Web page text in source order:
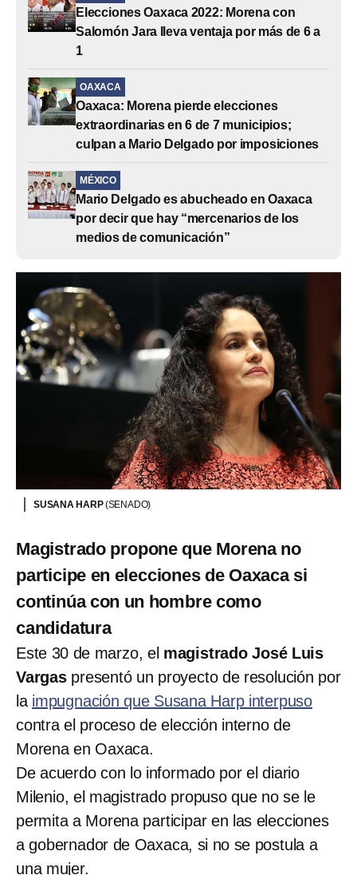
Elecciones Oaxaca 2022: Morena con
Salomón Jara lleva ventaja por más de 6 a
1
OAXACA
Oaxaca: Morena pierde elecciones
extraordinarias en 6 de 7 municipios;
culpan a Mario Delgado por imposiciones
MÉXICO
Mario Delgado es abucheado en Oaxaca
por decir que hay “mercenarios de los
medios de comunicación”
SUSANA HARP(SENADO)
Magistrado propone que Morena no
participe en elecciones de Oaxaca si
continúa con un hombre como
candidatura
Este 30 de marzo, el magistrado José Luis
Vargas presentó un proyecto de resolución por
la impugnación que Susana Harp interpuso
contra el proceso de elección interno de
Morena en Oaxaca.
De acuerdo con lo informado por el diario
Milenio, el magistrado propuso que no se le
permita a Morena participar en las elecciones
a gobernador de Oaxaca, si no se postula a
una mujer.